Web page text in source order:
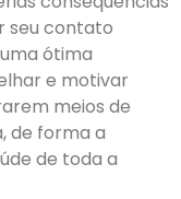
seu contato
ótima
e motivar
meios de
de forma a
de toda a